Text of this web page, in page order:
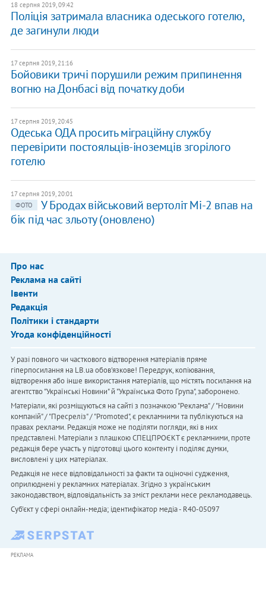
18 серпня 2019, 09:42
Поліція затримала власника одеського готелю,
де загинули люди
17 серпня 2019, 21:16
Бойовики тричі порушили режим припинення
вогню на Донбасі від початку доби
17 серпня 2019, 20:45
Одеська ОДА просить міграційну службу
перевірити постояльців-іноземців згорілого
готелю
17 серпня 2019, 20:01
ФОТО
У Бродах військовий вертоліт Мі-2 впав на
бік під час зльоту (оновлено)
Про нас
Реклама на сайті
Івенти
Редакція
Політики і стандарти
Угода конфіденційності
У разі повного чи часткового відтворення матеріалів пряме
гіперпосилання на LB.ua обов'язкове! Передрук, копіювання,
відтворення або інше використання матеріалів, що містять посилання на
агентство "Українськi Новини" й "Українська Фото Група", заборонено.
Матеріали, які розміщуються на сайті з позначкою "Реклама" / "Новини
компаній" / "Пресреліз" / "Promoted", є рекламними та публікуються на
правах реклами. Редакція може не поділяти погляди, які в них
представлені. Матеріали з плашкою СПЕЦПРОЄКТ є рекламними, проте
редакція бере участь у підготовці цього контенту і поділяє думки,
висловлені у цих матеріалах.
Редакція не несе відповідальності за факти та оціночні судження,
оприлюднені у рекламних матеріалах. Згідно з українським
законодавством, відповідальність за зміст реклами несе рекламодавець.
Cуб'єкт у сфері онлайн-медіа; ідентифікатор медіа - R40-05097
РЕКЛАМА